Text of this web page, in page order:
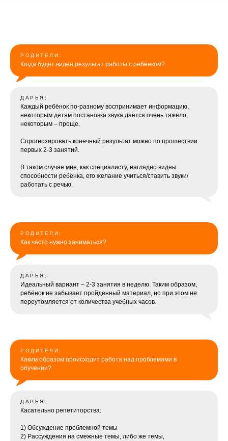
РОДИТЕЛИ:
Когда будет виден результат работы с ребёнком?
ДАРЬЯ:
Каждый ребёнок по-разному воспринимает информацию,
некоторым детям постановка звука даётся очень тяжело,
некоторым – проще.
Спрогнозировать конечный результат можно по прошествии
первых 2-3 занятий.
В таком случае мне, как специалисту, наглядно видны
способности ребёнка, его желание учиться/ставить звуки/
работать с речью.
РОДИТЕЛИ:
Как часто нужно заниматься?
ДАРЬЯ:
Идеальный вариант – 2-3 занятия в неделю. Таким образом,
ребёнок не забывает пройденный материал, но при этом не
переутомляется от количества учебных часов.
РОДИТЕЛИ:
Каким образом происходит работа над проблемами в
обучении?
ДАРЬЯ:
Касательно репетиторства:
1) Обсуждение проблемной темы
2) Рассуждения на смежные темы, либо же темы,